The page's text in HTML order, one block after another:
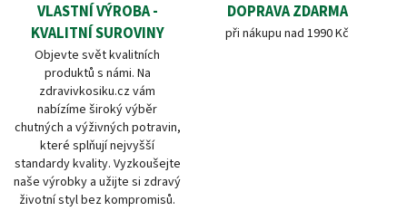
VLASTNÍ VÝROBA -
KVALITNÍ SUROVINY
Objevte svět kvalitních
produktů s námi. Na
zdravivkosiku.cz vám
nabízíme široký výběr
chutných a výživných potravin,
které splňují nejvyšší
standardy kvality. Vyzkoušejte
naše výrobky a užijte si zdravý
životní styl bez kompromisů.
DOPRAVA ZDARMA
při nákupu nad 1990 Kč